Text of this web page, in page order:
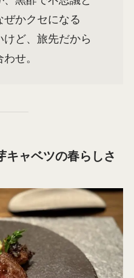
ぜかクセになる
ど、旅先だから
せ。
キャベツの春らしさ